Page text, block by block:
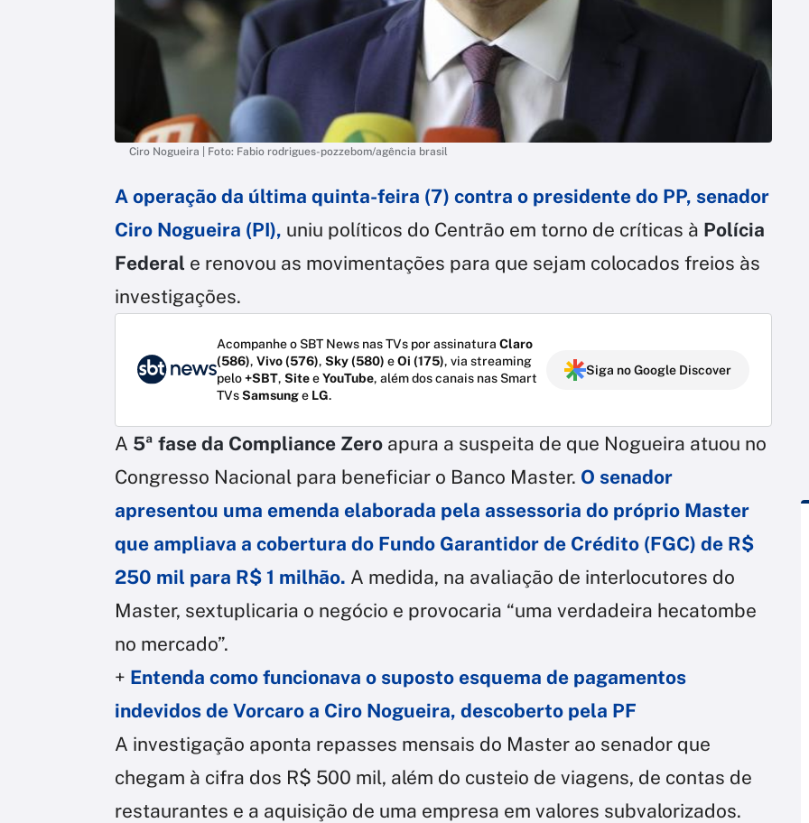
Ciro Nogueira | Foto: Fabio rodrigues-pozzebom/agência brasil
A operação da última quinta-feira (7) contra o presidente do PP, senador
Ciro Nogueira (PI), uniu políticos do Centrão em torno de críticas à Polícia
Federal e renovou as movimentações para que sejam colocados freios às
investigações.
Acompanhe o SBT News nas TVs por assinatura Claro
(586), Vivo (576), Sky (580) eOi (175), via streaming
pelo+SBT, SiteeYouTube, além dos canais nas Smart
TVsSamsunge LG.
Siga no Google Discover
A 5ª fase da Compliance Zero apura a suspeita de que Nogueira atuou no
Congresso Nacional para beneficiar o Banco Master. O senador
apresentou uma emenda elaborada pela assessoria do próprio Master
que ampliava a cobertura do Fundo Garantidor de Crédito (FGC) de R$
250 mil para R$ 1 milhão. A medida, na avaliação de interlocutores do
Master, sextuplicaria o negócio e provocaria “uma verdadeira hecatombe
no mercado”.
+ Entenda como funcionava o suposto esquema de pagamentos
indevidos de Vorcaro a Ciro Nogueira, descoberto pela PF
A investigação aponta repasses mensais do Master ao senador que
chegam à cifra dos R$ 500 mil, além do custeio de viagens, de contas de
restaurantes e a aquisição de uma empresa em valores subvalorizados.